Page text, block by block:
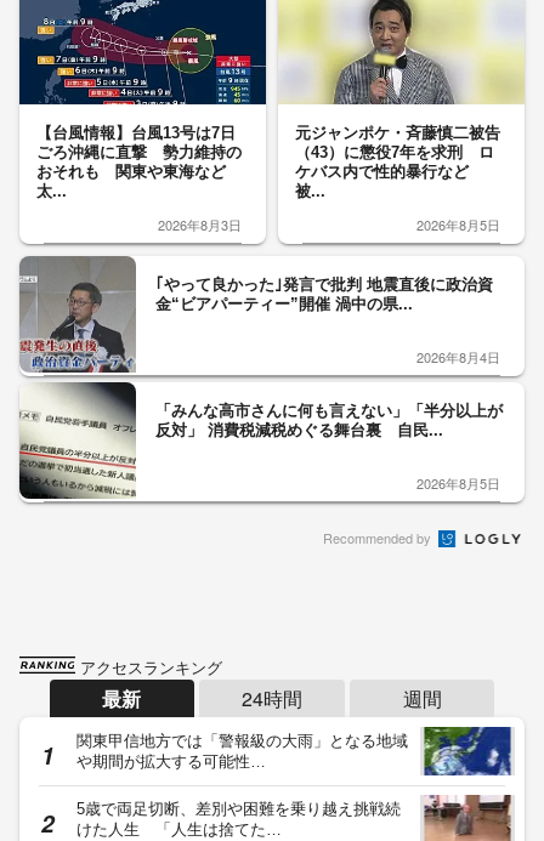
【台風情報】台風13号は7日
ごろ沖縄に直撃 勢力維持の
おそれも 関東や東海など
太...
2026年8月3日
元ジャンポケ・斉藤慎二被告
（43）に懲役7年を求刑 ロ
ケバス内で性的暴行など
被...
2026年8月5日
｢やって良かった｣発言で批判 地震直後に政治資
金“ビアパーティー”開催 渦中の県...
2026年8月4日
「みんな高市さんに何も言えない」「半分以上が
反対」 消費税減税めぐる舞台裏 自民...
2026年8月5日
Recommended by
アクセスランキング
最新 24時間 週間
関東甲信地方では「警報級の大雨」となる地域
や期間が拡大する可能性…
5歳で両足切断、差別や困難を乗り越え挑戦続
けた人生 「人生は捨てた…